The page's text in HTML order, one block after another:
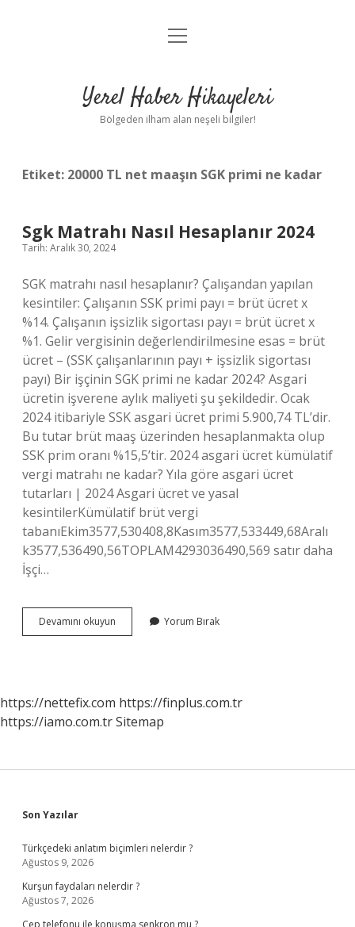
Anasayfa
Yasal Uyarı
menüyü
Yerel Haber Hikayeleri
Bölgeden ilham alan neşeli bilgiler!
Etiket: 20000 TL net maaşın SGK primi ne kadar
Sgk Matrahı Nasıl Hesaplanır 2024
Tarih: Aralık 30, 2024
SGK matrahı nasıl hesaplanır? Çalışandan yapılan
kesintiler: Çalışanın SSK primi payı = brüt ücret x
%14. Çalışanın işsizlik sigortası payı = brüt ücret x
%1. Gelir vergisinin değerlendirilmesine esas = brüt
ücret – (SSK çalışanlarının payı + işsizlik sigortası
payı) Bir işçinin SGK primi ne kadar 2024? Asgari
ücretin işverene aylık maliyeti şu şekildedir. Ocak
2024 itibariyle SSK asgari ücret primi 5.900,74 TL’dir.
Bu tutar brüt maaş üzerinden hesaplanmakta olup
SSK prim oranı %15,5’tir. 2024 asgari ücret kümülatif
vergi matrahı ne kadar? Yıla göre asgari ücret
tutarları | 2024 Asgari ücret ve yasal
kesintilerKümülatif brüt vergi
tabanıEkim3577,530408,8Kasım3577,533449,68Aralı
k3577,536490,56TOPLAM4293036490,569 satır daha
İşçi…
Devamını okuyun
Matrahı
Yorum Bırak
https://nettefix.com https://finplus.com.tr
https://iamo.com.trSitemap
Sidebar
Son Yazılar
Türkçedeki anlatım biçimleri nelerdir ?
Ağustos 9, 2026
Kurşun faydaları nelerdir ?
Ağustos 7, 2026
Cep telefonu ile konuşma senkron mu ?